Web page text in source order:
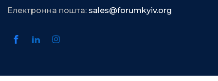
Електронна пошта: sales@forumkyiv.org